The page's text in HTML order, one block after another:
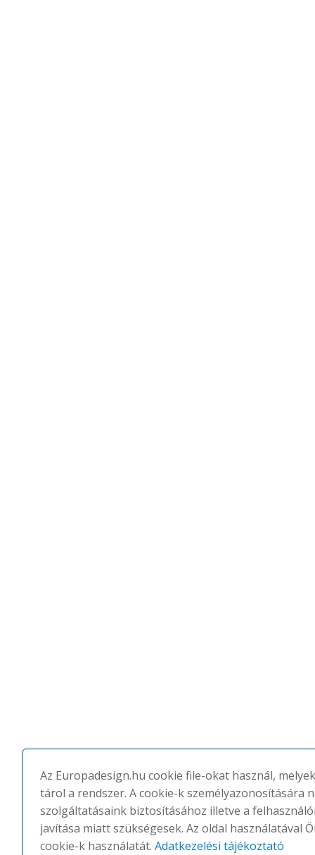
Az Europadesign.hu cookie file-okat használ,
tárol a rendszer. A cookie-k személyazonosítására
szolgáltatásaink biztosításához illetve a
javítása miatt szükségesek. Az oldal használatával
cookie-k használatát. Adatkezelési tájékoztató